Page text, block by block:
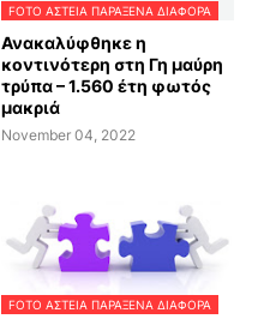
FOTO ΑΣΤΕΙΑ ΠΑΡΑΞΕΝΑ ΔΙΑΦΟΡΑ
Ανακαλύφθηκε η
κοντινότερη στη Γη μαύρη
τρύπα – 1.560 έτη φωτός
μακριά
November 04, 2022
FOTO ΑΣΤΕΙΑ ΠΑΡΑΞΕΝΑ ΔΙΑΦΟΡΑ